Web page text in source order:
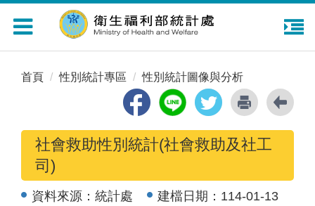
Toggle
navigation
首頁 性別統計專區 性別統計圖像與分析
社會救助性別統計(社會救助及社工
司)
資料來源： 統計處 建檔日期： 114-01-13